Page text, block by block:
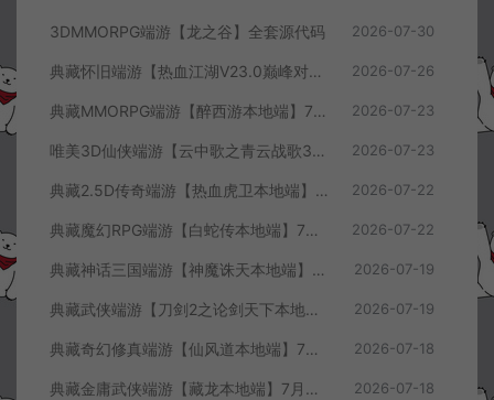
3DMMORPG端游【龙之谷】全套源代码 2026-07-30
典藏怀旧端游【热血江湖V23.0巅峰对决】7月最新整理Win一键服务端+GS源码+百宝阁+在线GM工具+PC客户端+详细搭建教程 2026-07-26
典藏MMORPG端游【醉西游本地端】7月最新整理Win一键服务端+GM授权后台+PC客户端+详细搭建教程 2026-07-23
唯美3D仙侠端游【云中歌之青云战歌3D本地端】7月最新整理Win一键服务端+GM工具+PC客户端+详细搭建教程 2026-07-23
典藏2.5D传奇端游【热血虎卫本地端】7月最新整理Win一键服务端+充值教程+PC客户端+详细搭建教程 2026-07-22
典藏魔幻RPG端游【白蛇传本地端】7月最新整理Win一键服务端+GM工具+PC客户端+详细搭建教程 2026-07-22
典藏神话三国端游【神魔诛天本地端】7月最新整理Win一键服务端+充值教程+PC客户端+详细搭建教程 2026-07-19
典藏武侠端游【刀剑2之论剑天下本地端】7月最新整理Win一键服务端+GM工具+PC客户端+详细搭建教程 2026-07-19
典藏奇幻修真端游【仙风道本地端】7月最新整理Win一键服务端+GM工具+PC客户端+详细搭建教程 2026-07-18
典藏金庸武侠端游【藏龙本地端】7月最新整理Win一键服务端+GM工具+PC客户端+详细搭建教程 2026-07-18